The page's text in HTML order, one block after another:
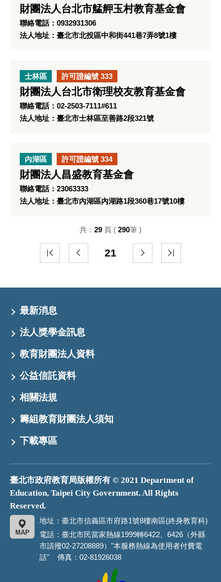
財團法人台北市艋舺玉村教育基金會
聯絡電話：0932931306
法人地址：臺北市北投區中和街441巷7弄8號1樓
士林區 許可證編號 333
財團法人台北市衛理校友教育基金會
聯絡電話：02-2503-7111#611
法人地址：臺北市士林區至善路2段321號
內湖區 許可證編號 334
財團法人昌盛教育基金會
聯絡電話：23063333
法人地址：臺北市內湖區內湖路1段360巷17號10樓
21
共： 29 頁 ( 290筆 )
最新消息
法人獎學金訊息
教育財團法人資料
公益信託資料
相關法規
籌組教育財團法人須知
下載專區
臺北市政府教育局版權所有 © 2021 Department of
Education, Taipei City Government. All Rights
Reserved.
地址：臺北市信義區市府路1號8樓南區(終身教育科)
MAP
電話：臺北市民當家熱線1999轉6422、6426（外縣
市請撥02-27208889）"本服務熱線為使用者付費電
話" 傳真：02-81926038
市